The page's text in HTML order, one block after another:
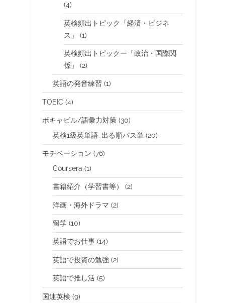
(4)
英検頻出トピック「経済・ビジネ
ス」
(1)
英検頻出トピックー「政治・国際関
係」
(2)
英語の発音練習 (1)
TOEIC (4)
ボキャビル/語彙力対策 (30)
英検1級英単語_出る順パス単 (20)
モチベーション (76)
Coursera (1)
書籍紹介（学習書等） (2)
洋画・海外ドラマ (2)
留学 (10)
英語でお仕事 (14)
英語で投資の勉強 (2)
英語で推し活 (5)
国連英検 (9)